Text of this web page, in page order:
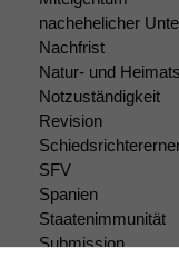
nachehelicher
Nachfrist
Natur- und
Notzuständigkeit
Revision
SFV
Spanien
Staatenimmunität
Submission